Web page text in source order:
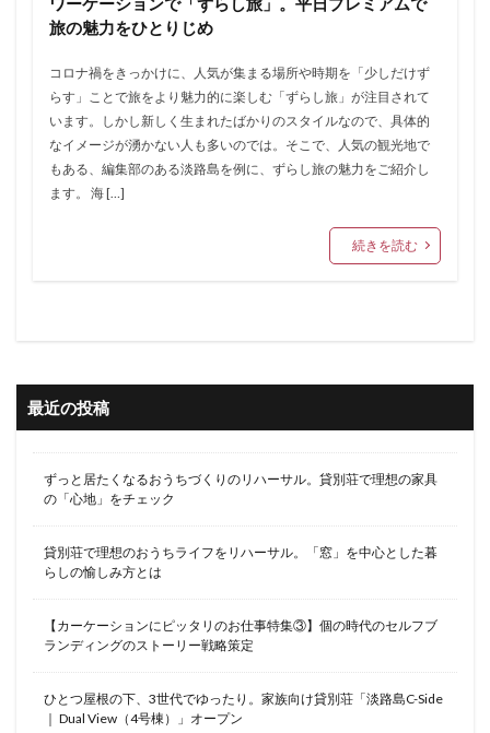
旅の魅力をひとりじめ
コロナ禍をきっかけに、人気が集まる場所や時期を「少しだけず
らす」ことで旅をより魅力的に楽しむ「ずらし旅」が注目されて
います。しかし新しく生まれたばかりのスタイルなので、具体的
なイメージが湧かない人も多いのでは。そこで、人気の観光地で
もある、編集部のある淡路島を例に、ずらし旅の魅力をご紹介し
ます。 海 […]
続きを読む
最近の投稿
ずっと居たくなるおうちづくりのリハーサル。貸別荘で理想の家具
の「心地」をチェック
貸別荘で理想のおうちライフをリハーサル。「窓」を中心とした暮
らしの愉しみ方とは
【カーケーションにピッタリのお仕事特集③】個の時代のセルフブ
ランディングのストーリー戦略策定
ひとつ屋根の下、3世代でゆったり。家族向け貸別荘「淡路島C-Side
｜ Dual View（4号棟）」オープン